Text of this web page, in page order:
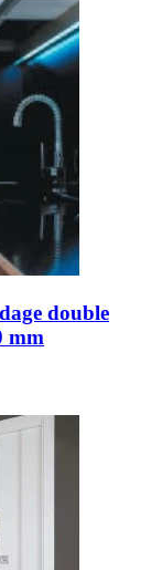
double
mm